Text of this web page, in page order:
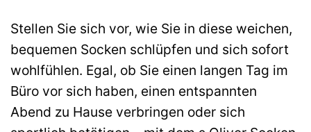
Stellen Sie sich vor, wie Sie in diese weichen,
bequemen Socken schlüpfen und sich sofort
wohlfühlen. Egal, ob Sie einen langen Tag im
Büro vor sich haben, einen entspannten
Abend zu Hause verbringen oder sich